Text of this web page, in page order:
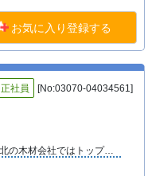
お気に入り登録する
正社員 [No:03070-04034561]
北海道・東北の木材会社ではトップクラス。函館・札幌・恵庭・青森・八戸・北上・仙台・秋田に拠点を置き木造住宅の加工実績は年間約３６００〜３８００棟工場は完全機械化高精度の加工を実施